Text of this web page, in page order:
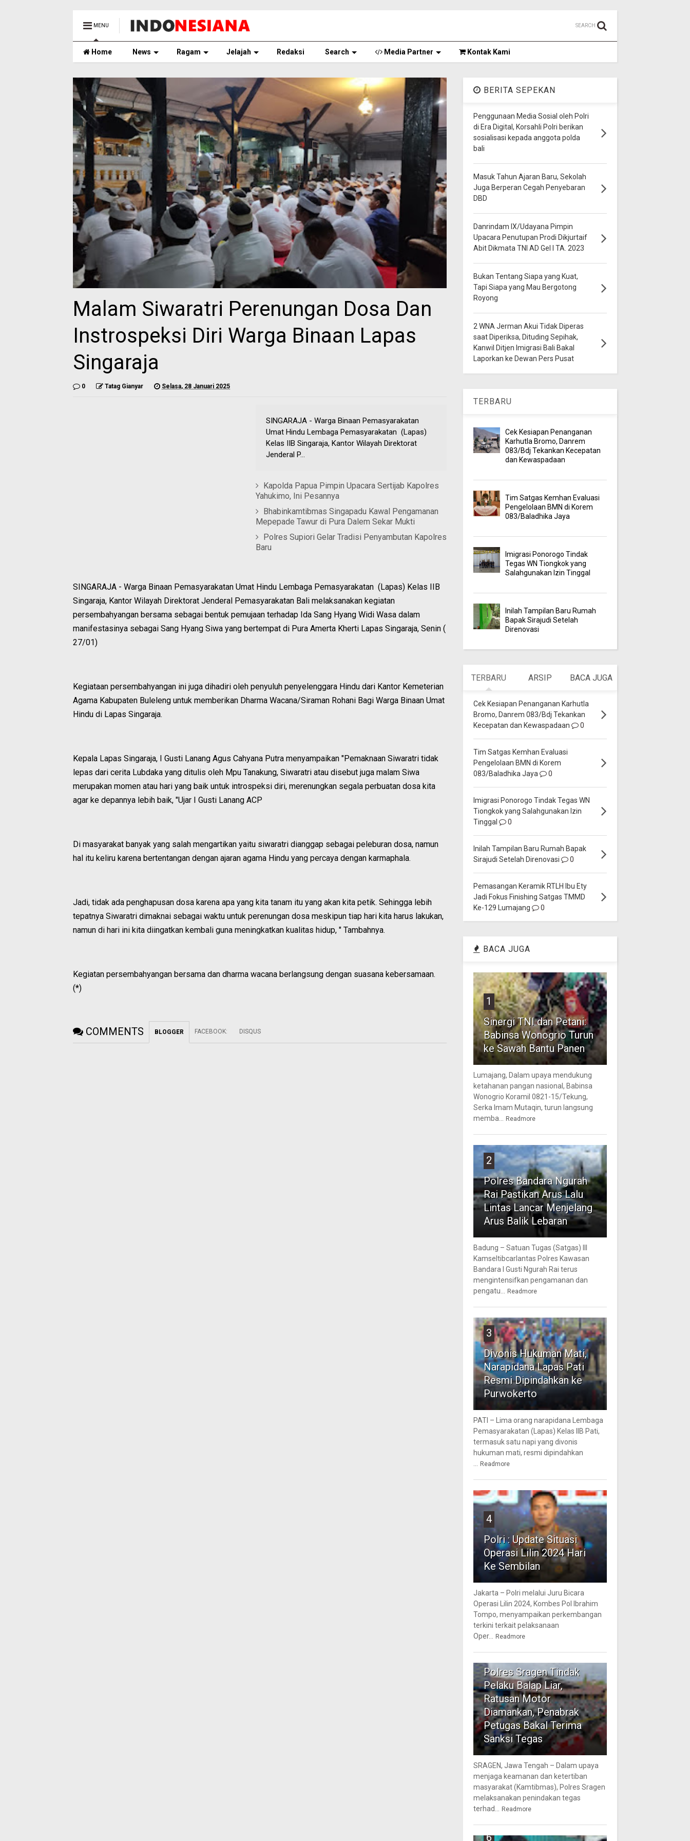
MENU SEARCH
Home News Ragam Jelajah Redaksi Search Media Partner Kontak Kami
Malam Siwaratri Perenungan Dosa Dan
Instrospeksi Diri Warga Binaan Lapas
Singaraja
0 Tatag Gianyar Selasa, 28 Januari 2025
SINGARAJA - Warga Binaan Pemasyarakatan
Umat Hindu Lembaga Pemasyarakatan (Lapas)
Kelas IIB Singaraja, Kantor Wilayah Direktorat
Jenderal P...
Kapolda Papua Pimpin Upacara Sertijab Kapolres
Yahukimo, Ini Pesannya
Bhabinkamtibmas Singapadu Kawal Pengamanan
Mepepade Tawur di Pura Dalem Sekar Mukti
Polres Supiori Gelar Tradisi Penyambutan Kapolres
Baru
SINGARAJA - Warga Binaan Pemasyarakatan Umat Hindu Lembaga Pemasyarakatan (Lapas) Kelas IIB
Singaraja, Kantor Wilayah Direktorat Jenderal Pemasyarakatan Bali melaksanakan kegiatan
persembahyangan bersama sebagai bentuk pemujaan terhadap Ida Sang Hyang Widi Wasa dalam
manifestasinya sebagai Sang Hyang Siwa yang bertempat di Pura Amerta Kherti Lapas Singaraja, Senin (
27/01)
Kegiataan persembahyangan ini juga dihadiri oleh penyuluh penyelenggara Hindu dari Kantor Kemeterian
Agama Kabupaten Buleleng untuk memberikan Dharma Wacana/Siraman Rohani Bagi Warga Binaan Umat
Hindu di Lapas Singaraja.
Kepala Lapas Singaraja, I Gusti Lanang Agus Cahyana Putra menyampaikan "Pemaknaan Siwaratri tidak
lepas dari cerita Lubdaka yang ditulis oleh Mpu Tanakung, Siwaratri atau disebut juga malam Siwa
merupakan momen atau hari yang baik untuk introspeksi diri, merenungkan segala perbuatan dosa kita
agar ke depannya lebih baik, "Ujar I Gusti Lanang ACP
Di masyarakat banyak yang salah mengartikan yaitu siwaratri dianggap sebagai peleburan dosa, namun
hal itu keliru karena bertentangan dengan ajaran agama Hindu yang percaya dengan karmaphala.
Jadi, tidak ada penghapusan dosa karena apa yang kita tanam itu yang akan kita petik. Sehingga lebih
tepatnya Siwaratri dimaknai sebagai waktu untuk perenungan dosa meskipun tiap hari kita harus lakukan,
namun di hari ini kita diingatkan kembali guna meningkatkan kualitas hidup, " Tambahnya.
Kegiatan persembahyangan bersama dan dharma wacana berlangsung dengan suasana kebersamaan.
(*)
COMMENTS BLOGGER FACEBOOK: DISQUS
BERITA SEPEKAN
Penggunaan Media Sosial oleh Polri
di Era Digital, Korsahli Polri berikan
sosialisasi kepada anggota polda
bali
Masuk Tahun Ajaran Baru, Sekolah
Juga Berperan Cegah Penyebaran
DBD
Danrindam IX/Udayana Pimpin
Upacara Penutupan Prodi Dikjurtaif
Abit Dikmata TNI AD Gel I TA. 2023
Bukan Tentang Siapa yang Kuat,
Tapi Siapa yang Mau Bergotong
Royong
2 WNA Jerman Akui Tidak Diperas
saat Diperiksa, Dituding Sepihak,
Kanwil Ditjen Imigrasi Bali Bakal
Laporkan ke Dewan Pers Pusat
TERBARU
Cek Kesiapan Penanganan
Karhutla Bromo, Danrem
083/Bdj Tekankan Kecepatan
dan Kewaspadaan
Tim Satgas Kemhan Evaluasi
Pengelolaan BMN di Korem
083/Baladhika Jaya
Imigrasi Ponorogo Tindak
Tegas WN Tiongkok yang
Salahgunakan Izin Tinggal
Inilah Tampilan Baru Rumah
Bapak Sirajudi Setelah
Direnovasi
TERBARU ARSIP BACA JUGA
Cek Kesiapan Penanganan Karhutla
Bromo, Danrem 083/Bdj Tekankan
Kecepatan dan Kewaspadaan
0
Tim Satgas Kemhan Evaluasi
Pengelolaan BMN di Korem
083/Baladhika Jaya
0
Imigrasi Ponorogo Tindak Tegas WN
Tiongkok yang Salahgunakan Izin
Tinggal
0
Inilah Tampilan Baru Rumah Bapak
Sirajudi Setelah Direnovasi
0
Pemasangan Keramik RTLH Ibu Ety
Jadi Fokus Finishing Satgas TMMD
Ke-129 Lumajang
0
BACA JUGA
1
Sinergi TNI dan Petani:
Babinsa Wonogrio Turun
ke Sawah Bantu Panen
Lumajang, Dalam upaya mendukung
ketahanan pangan nasional, Babinsa
Wonogrio Koramil 0821-15/Tekung,
Serka Imam Mutaqin, turun langsung
memba... Readmore
2
Polres Bandara Ngurah
Rai Pastikan Arus Lalu
Lintas Lancar Menjelang
Arus Balik Lebaran
Badung – Satuan Tugas (Satgas) III
Kamseltibcarlantas Polres Kawasan
Bandara I Gusti Ngurah Rai terus
mengintensifkan pengamanan dan
pengatu... Readmore
3
Divonis Hukuman Mati,
Narapidana Lapas Pati
Resmi Dipindahkan ke
Purwokerto
PATI – Lima orang narapidana Lembaga
Pemasyarakatan (Lapas) Kelas IIB Pati,
termasuk satu napi yang divonis
hukuman mati, resmi dipindahkan
... Readmore
4
Polri : Update Situasi
Operasi Lilin 2024 Hari
Ke Sembilan
Jakarta – Polri melalui Juru Bicara
Operasi Lilin 2024, Kombes Pol Ibrahim
Tompo, menyampaikan perkembangan
terkini terkait pelaksanaan
Oper... Readmore
5
Polres Sragen Tindak
Pelaku Balap Liar,
Ratusan Motor
Diamankan, Penabrak
Petugas Bakal Terima
Sanksi Tegas
SRAGEN, Jawa Tengah – Dalam upaya
menjaga keamanan dan ketertiban
masyarakat (Kamtibmas), Polres Sragen
melaksanakan penindakan tegas
terhad... Readmore
6